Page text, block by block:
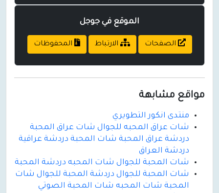
الموقع في جوجل
الصفحات الارتباط المحفوظات
مواقع مشابهة
منتدى انكور التطويري
شات عراق المحبه للجوال شات عراق المحبة
دردشة عراق المحبة شات المحبة دردشة عراقية
دردشة العراق
شات المحبة للجوال شات المحبه دردشة المحبة
شات المحبة للجوال دردشة المحبة للجوال شات
المحبة شات المحبه شات المحبة الصوتي